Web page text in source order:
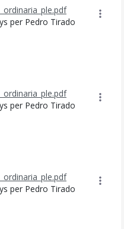
per Pedro Tirado
per Pedro Tirado
per Pedro Tirado